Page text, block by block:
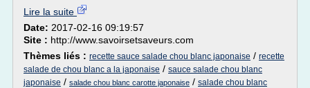
Lire la suite
Date: 2017-02-16 09:19:57
Site : http://www.savoirsetsaveurs.com
Thèmes liés : recette sauce salade chou blanc japonaise / recette
salade de chou blanc a la japonaise / sauce salade chou blanc
japonaise / salade chou blanc carotte japonaise / salade chou blanc